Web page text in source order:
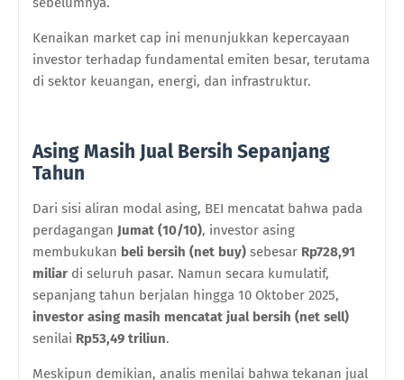
Kenaikan market cap ini menunjukkan kepercayaan
investor terhadap fundamental emiten besar, terutama
di sektor keuangan, energi, dan infrastruktur.
Asing Masih Jual Bersih Sepanjang
Tahun
Dari sisi aliran modal asing, BEI mencatat bahwa pada
perdagangan Jumat (10/10), investor asing
membukukan beli bersih (net buy) sebesar Rp728,91
miliar di seluruh pasar. Namun secara kumulatif,
sepanjang tahun berjalan hingga 10 Oktober 2025,
investor asing masih mencatat jual bersih (net sell)
senilai Rp53,49 triliun.
Meskipun demikian, analis menilai bahwa tekanan jual